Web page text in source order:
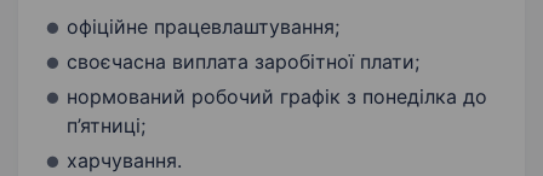
офіційне працевлаштування;
своєчасна виплата заробітної плати;
нормований робочий графік з понеділка до
п’ятниці;
харчування.